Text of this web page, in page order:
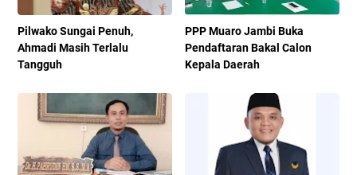
Pilwako Sungai Penuh,
Ahmadi Masih Terlalu
Tangguh
PPP Muaro Jambi Buka
Pendaftaran Bakal Calon
Kepala Daerah